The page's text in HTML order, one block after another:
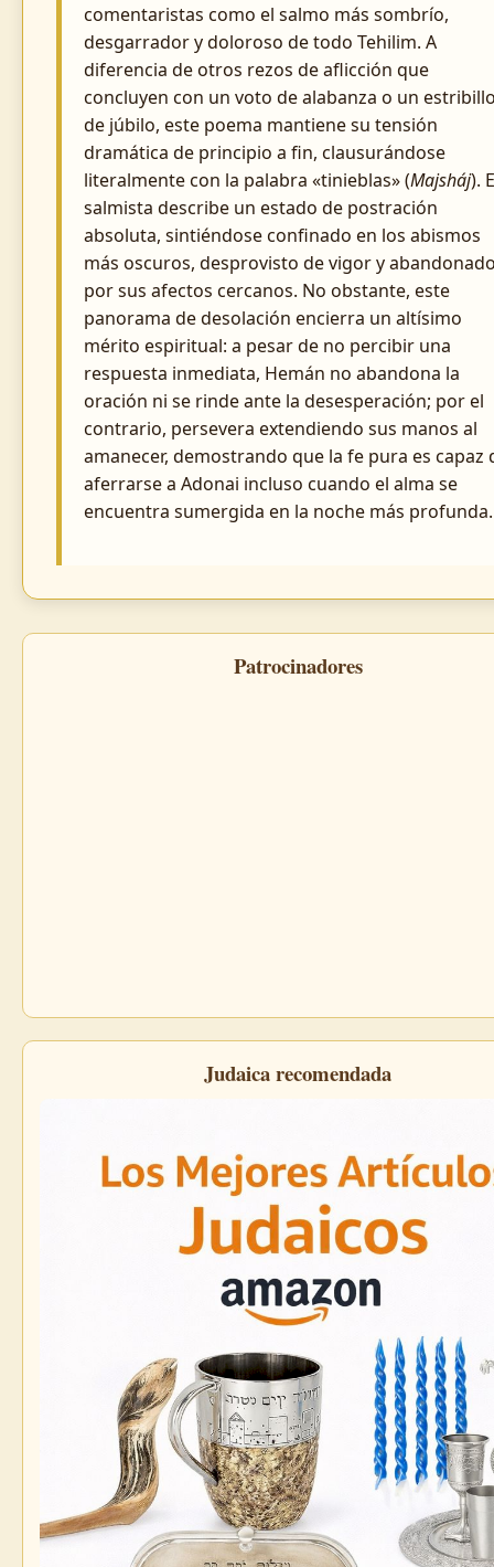
comentaristas como el salmo más sombrío,
desgarrador y doloroso de todo Tehilim. A
diferencia de otros rezos de aflicción que
concluyen con un voto de alabanza o un
de júbilo, este poema mantiene su tensión
dramática de principio a fin, clausurándose
literalmente con la palabra «tinieblas» (Majsháj).
salmista describe un estado de postración
absoluta, sintiéndose confinado en los abismos
más oscuros, desprovisto de vigor y
por sus afectos cercanos. No obstante, este
panorama de desolación encierra un altísimo
mérito espiritual: a pesar de no percibir una
respuesta inmediata, Hemán no abandona la
oración ni se rinde ante la desesperación; por el
contrario, persevera extendiendo sus manos al
amanecer, demostrando que la fe pura es capaz
aferrarse a Adonai incluso cuando el alma se
encuentra sumergida en la noche más profunda.
Patrocinadores
Judaica recomendada